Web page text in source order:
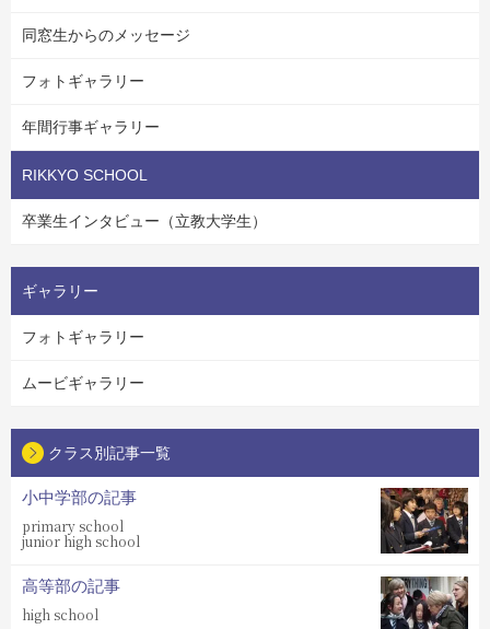
同窓生からのメッセージ
フォトギャラリー
年間行事ギャラリー
RIKKYO SCHOOL
卒業生インタビュー（立教大学生）
ギャラリー
フォトギャラリー
ムービギャラリー
クラス別記事一覧
小中学部の記事
primary school
junior high school
高等部の記事
high school